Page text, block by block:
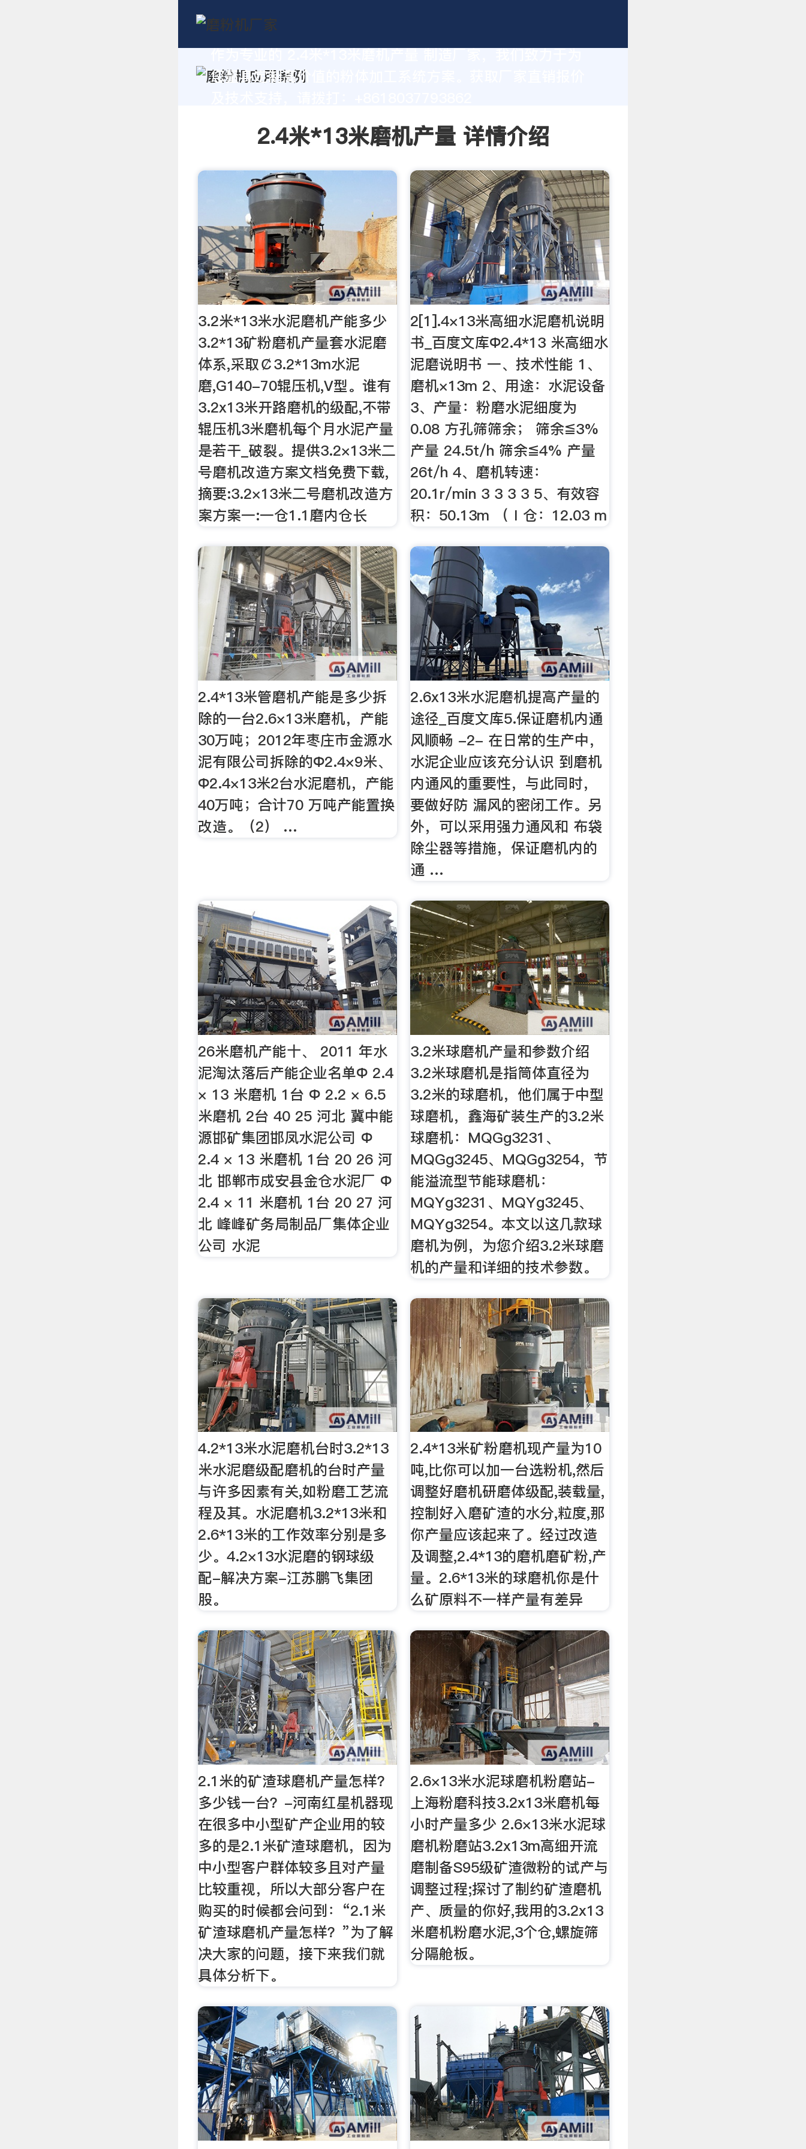
您量身定制高价值的粉体加工系统方案。获取厂家直销报价
2.4米*13米磨机产量 详情介绍
3.2米*13米水泥磨机产能多少
3.2*13矿粉磨机产量套水泥磨
体系,采取￠3.2*13m水泥
磨,G140-70辊压机,V型。谁有
3.2x13米开路磨机的级配,不带
辊压机3米磨机每个月水泥产量
是若干_破裂。提供3.2×13米二
号磨机改造方案文档免费下载,
摘要:3.2×13米二号磨机改造方
案方案一:一仓1.1磨内仓长
2[1].4×13米高细水泥磨机说明
书_百度文库Φ2.4*13 米高细水
泥磨说明书 一、技术性能 1、
磨机×13m 2、用途：水泥设备
3、产量：粉磨水泥细度为
0.08 方孔筛筛余； 筛余≦3%
产量 24.5t/h 筛余≦4% 产量
26t/h 4、磨机转速：
20.1r/min 3 3 3 3 5、有效容
积：50.13m （Ⅰ仓：12.03 m
2.4*13米管磨机产能是多少拆
除的一台2.6×13米磨机，产能
30万吨；2012年枣庄市金源水
泥有限公司拆除的Φ2.4×9米、
Φ2.4×13米2台水泥磨机，产能
40万吨；合计70 万吨产能置换
改造。（2） …
2.6x13米水泥磨机提高产量的
途径_百度文库5.保证磨机内通
风顺畅 -2- 在日常的生产中，
水泥企业应该充分认识 到磨机
内通风的重要性，与此同时，
要做好防 漏风的密闭工作。另
外，可以采用强力通风和 布袋
除尘器等措施，保证磨机内的
通 …
26米磨机产能十、 2011 年水
泥淘汰落后产能企业名单Ф 2.4
× 13 米磨机 1台 Ф 2.2 × 6.5
米磨机 2台 40 25 河北 冀中能
源邯矿集团邯凤水泥公司 Ф
2.4 × 13 米磨机 1台 20 26 河
北 邯郸市成安县金仓水泥厂 Ф
2.4 × 11 米磨机 1台 20 27 河
北 峰峰矿务局制品厂集体企业
公司 水泥
3.2米球磨机产量和参数介绍
3.2米球磨机是指筒体直径为
3.2米的球磨机，他们属于中型
球磨机，鑫海矿装生产的3.2米
球磨机：MQGg3231、
MQGg3245、MQGg3254，节
能溢流型节能球磨机：
MQYg3231、MQYg3245、
MQYg3254。本文以这几款球
磨机为例，为您介绍3.2米球磨
机的产量和详细的技术参数。
4.2*13米水泥磨机台时3.2*13
米水泥磨级配磨机的台时产量
与许多因素有关,如粉磨工艺流
程及其。水泥磨机3.2*13米和
2.6*13米的工作效率分别是多
少。4.2×13水泥磨的钢球级
配-解决方案-江苏鹏飞集团
股。
2.4*13米矿粉磨机现产量为10
吨,比你可以加一台选粉机,然后
调整好磨机研磨体级配,装载量,
控制好入磨矿渣的水分,粒度,那
你产量应该起来了。经过改造
及调整,2.4*13的磨机磨矿粉,产
量。2.6*13米的球磨机你是什
么矿原料不一样产量有差异
2.1米的矿渣球磨机产量怎样？
多少钱一台？-河南红星机器现
在很多中小型矿产企业用的较
多的是2.1米矿渣球磨机，因为
中小型客户群体较多且对产量
比较重视，所以大部分客户在
购买的时候都会问到：“2.1米
矿渣球磨机产量怎样？”为了解
决大家的问题，接下来我们就
具体分析下。
2.6×13米水泥球磨机粉磨站-
上海粉磨科技3.2x13米磨机每
小时产量多少 2.6×13米水泥球
磨机粉磨站3.2x13m高细开流
磨制备S95级矿渣微粉的试产与
调整过程;探讨了制约矿渣磨机
产、质量的你好,我用的3.2x13
米磨机粉磨水泥,3个仓,螺旋筛
分隔舱板。